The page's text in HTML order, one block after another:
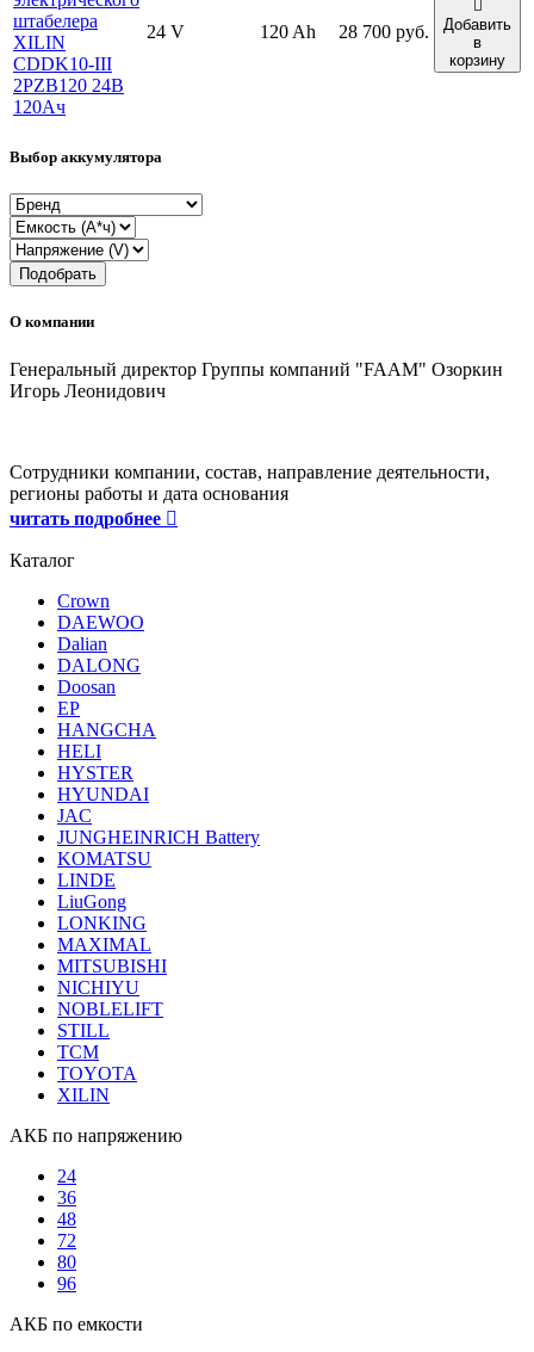
штабелера
XILIN
CDDK10-III
2PZB120 24В
120Ач
24 V 120 Ah 28 700 руб.
Добавить
в
корзину
Выбор аккумулятора
Подобрать
О компании
Генеральный директор Группы компаний "FAAM" Озоркин
Игорь Леонидович
Сотрудники компании, состав, направление деятельности,
регионы работы и дата основания
читать подробнее
Каталог
Crown
DAEWOO
Dalian
DALONG
Doosan
EP
HANGCHA
HELI
HYSTER
HYUNDAI
JAC
JUNGHEINRICH Battery
KOMATSU
LINDE
LiuGong
LONKING
MAXIMAL
MITSUBISHI
NICHIYU
NOBLELIFT
STILL
TCM
TOYOTA
XILIN
АКБ по напряжению
24
36
48
72
80
96
АКБ по емкости